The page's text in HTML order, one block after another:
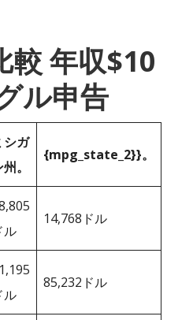
較 年収$10
ル申告
シガ
。
{mpg_state_2}}。
ル
14,768ドル
ル
85,232ドル